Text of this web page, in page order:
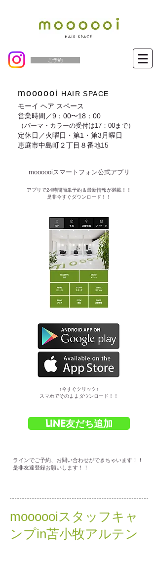
ご予約
moooooi
HAIR SPACE
モーイ ヘア スペース
営業時間／9：00〜18：00
（パーマ・カラーの受付は17：00まで）
定休日／火曜日・第1・第3月曜日
恵庭市中島町２丁目８番地15
moooooiスマートフォン公式アプリ​
​アプリで24時間簡単予約＆最新情報が満載！！
是非今すぐダウンロード！！
​↑今すぐクリック↑
スマホでそのままダウンロード！！
LINE友だち追加
ラインでご予約、お問い合わせができちゃいます！！
是非友達登録お願いします！！
moooooiスタッフキャ
ンプin苫小牧アルテン